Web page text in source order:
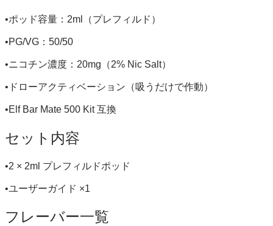
•ポッド容量：2ml（プレフィルド）
•PG/VG：50/50
•ニコチン濃度：20mg（2% Nic Salt）
•ドローアクティベーション（吸うだけで作動）
•Elf Bar Mate 500 Kit 互換
セット内容
•2 × 2ml プレフィルドポッド
•ユーザーガイド ×1
フレーバー一覧